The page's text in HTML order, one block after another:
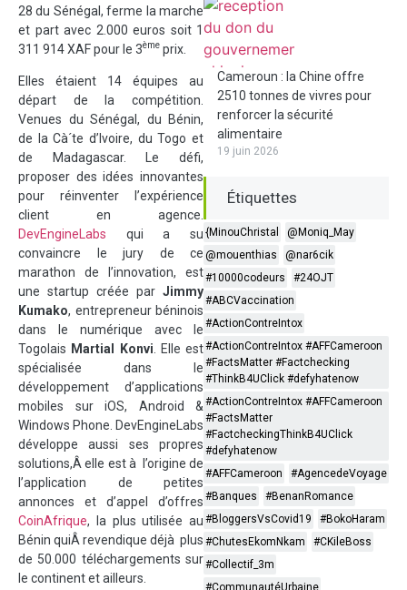
28 du Sénégal, ferme la marche
et part avec 2.000 euros soit 1
311 914 XAF pour le 3ème prix.
Elles étaient 14 équipes au
départ de la compétition.
Venues du Sénégal, du Bénin,
de la Cà´te d’Ivoire, du Togo et
de Madagascar. Le défi,
proposer des idées innovantes
pour réinventer l’expérience
client en agence.
DevEngineLabs qui a su
convaincre le jury de ce
marathon de l’innovation, est
une startup créée par Jimmy
Kumako, entrepreneur béninois
dans le numérique avec le
Togolais Martial Konvi . Elle est
spécialisée dans le
développement d’applications
mobiles sur iOS, Android &
Windows Phone. DevEngineLabs
développe aussi ses propres
solutions,Â elle est à l’origine de
l’application de petites
annonces et d’appel d’offres
CoinAfrique, la plus utilisée au
Bénin quiÂ revendique déjà plus
de 50.000 téléchargements sur
le continent et ailleurs.
Cameroun : la Chine offre
2510 tonnes de vivres pour
renforcer la sécurité
alimentaire
19 juin 2026
Étiquettes
{MinouChristal
@Moniq_May
@mouenthias
@nar6cik
#10000codeurs
#24OJT
#ABCVaccination
#ActionContreIntox
#ActionContreIntox #AFFCameroon
#FactsMatter #Factchecking
#ThinkB4UClick #defyhatenow
#ActionContreIntox #AFFCameroon
#FactsMatter
#FactcheckingThinkB4UClick
#defyhatenow
#AFFCameroon
#AgencedeVoyage
#Banques
#BenanRomance
#BloggersVsCovid19
#BokoHaram
#ChutesEkomNkam
#CKileBoss
#Collectif_3m